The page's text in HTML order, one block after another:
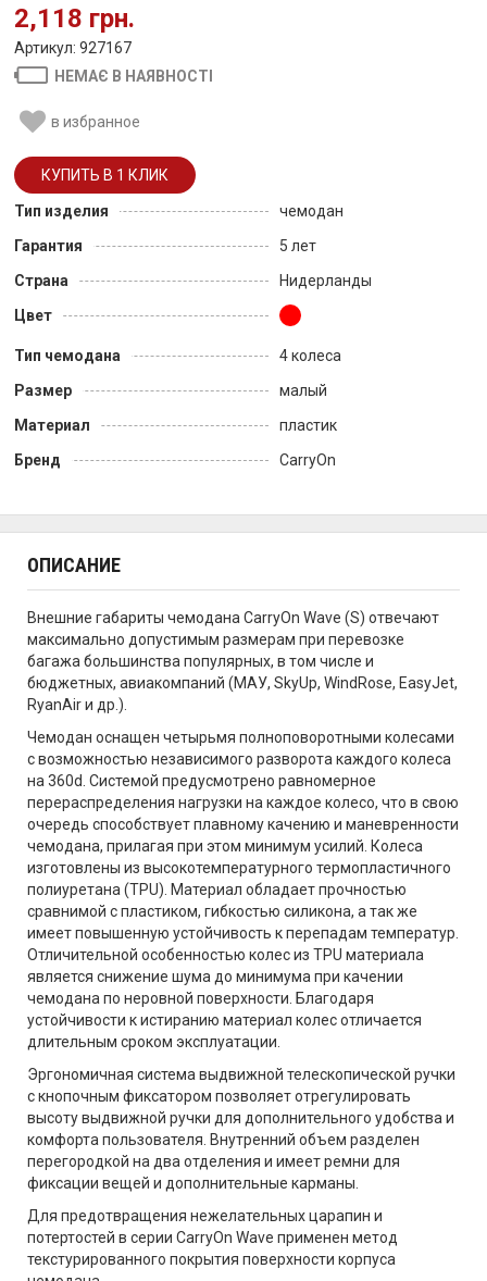
2,118 грн.
Артикул: 927167
НЕМАЄ В НАЯВНОСТІ
в избранное
Тип изделия
чемодан
Гарантия
5 лет
Страна
Нидерланды
Цвет
Тип чемодана
4 колеса
Размер
малый
Материал
пластик
Бренд
CarryOn
ОПИСАНИЕ
Внешние габариты чемодана CarryOn Wave (S) отвечают
максимально допустимым размерам при перевозке
багажа большинства популярных, в том числе и
бюджетных, авиакомпаний (МАУ, SkyUp, WindRose, EasyJet,
RyanAir и др.).
Чемодан оснащен четырьмя полноповоротными колесами
с возможностью независимого разворота каждого колеса
на 360d. Системой предусмотрено равномерное
перераспределения нагрузки на каждое колесо, что в свою
очередь способствует плавному качению и маневренности
чемодана, прилагая при этом минимум усилий. Колеса
изготовлены из высокотемпературного термопластичного
полиуретана (TPU). Материал обладает прочностью
сравнимой с пластиком, гибкостью силикона, а так же
имеет повышенную устойчивость к перепадам температур.
Отличительной особенностью колес из TPU материала
является снижение шума до минимума при качении
чемодана по неровной поверхности. Благодаря
устойчивости к истиранию материал колес отличается
длительным сроком эксплуатации.
Эргономичная система выдвижной телескопической ручки
с кнопочным фиксатором позволяет отрегулировать
высоту выдвижной ручки для дополнительного удобства и
комфорта пользователя. Внутренний объем разделен
перегородкой на два отделения и имеет ремни для
фиксации вещей и дополнительные карманы.
Для предотвращения нежелательных царапин и
потертостей в серии CarryOn Wave применен метод
текстурированного покрытия поверхности корпуса